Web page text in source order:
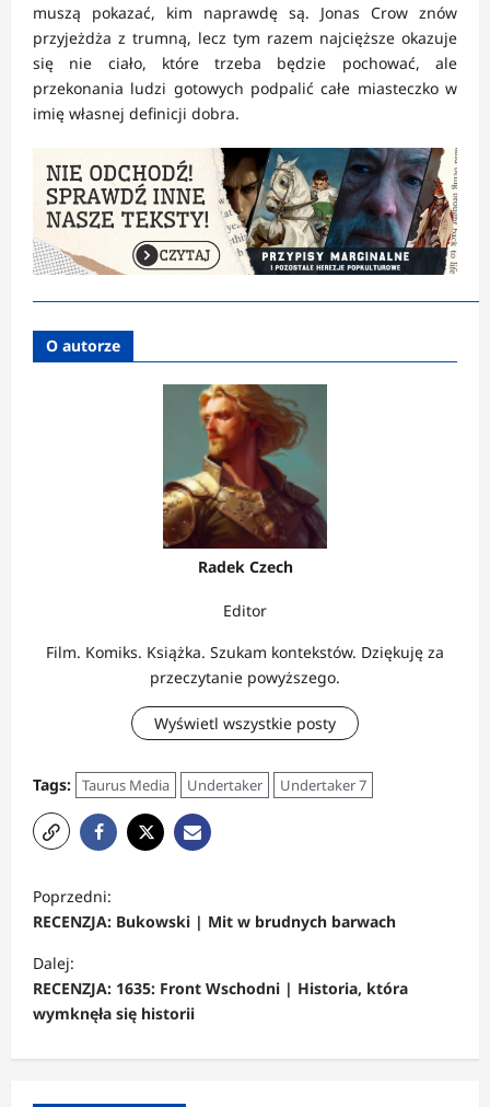
muszą pokazać, kim naprawdę są. Jonas Crow znów
przyjeżdża z trumną, lecz tym razem najcięższe okazuje
się nie ciało, które trzeba będzie pochować, ale
przekonania ludzi gotowych podpalić całe miasteczko w
imię własnej definicji dobra.
O autorze
Radek Czech
Editor
Film. Komiks. Książka. Szukam kontekstów. Dziękuję za
przeczytanie powyższego.
Wyświetl wszystkie posty
Tags: Taurus Media Undertaker Undertaker 7
o
b
a
c
z
Poprzedni:
RECENZJA: Bukowski | Mit w brudnych barwach
Dalej:
RECENZJA: 1635: Front Wschodni | Historia, która
wymknęła się historii